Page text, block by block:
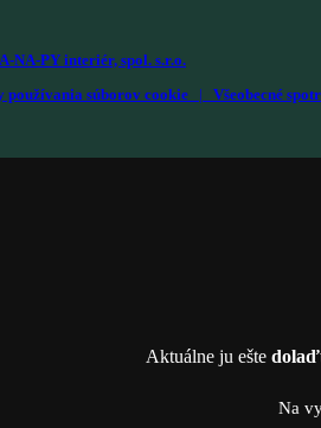
NA-PY interiér, spol. s.r.o.
používania súborov cookie | Všeobecné
Aktuálne ju ešte
Na